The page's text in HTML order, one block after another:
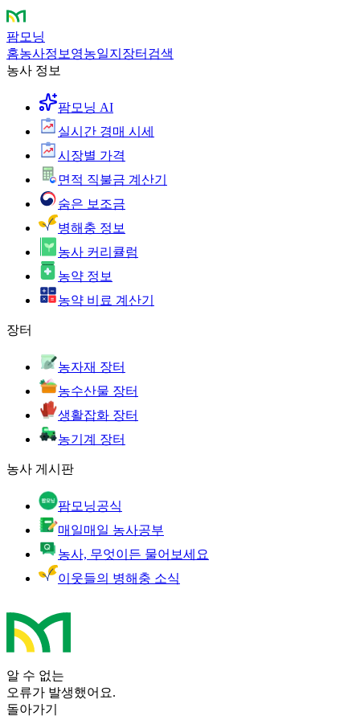
팜모닝
홈농사정보 영농일지 장터 검색
농사 정보
팜모닝 AI
실시간 경매 시세
시장별 가격
면적 직불금 계산기
숨은 보조금
병해충 정보
농사 커리큘럼
농약 정보
농약 비료 계산기
장터
농자재 장터
농수산물 장터
생활잡화 장터
농기계 장터
농사 게시판
팜모닝공식
매일매일 농사공부
농사, 무엇이든 물어보세요
이웃들의 병해충 소식
알 수 없는
오류가 발생했어요.
돌아가기